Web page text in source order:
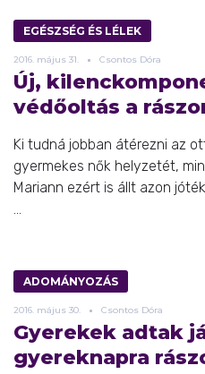
EGÉSZSÉG ÉS LÉLEK
2016. május 31. Csontos Dóra
Új,
védőoltás a
Ki tudná jobban átérezni az
gyermekes nők helyzetét,
Mariann ezért is állt azon
...
ADOMÁNYOZÁS
2016. május 30. Csontos Dóra
Gyerekek adtak
gyereknapra